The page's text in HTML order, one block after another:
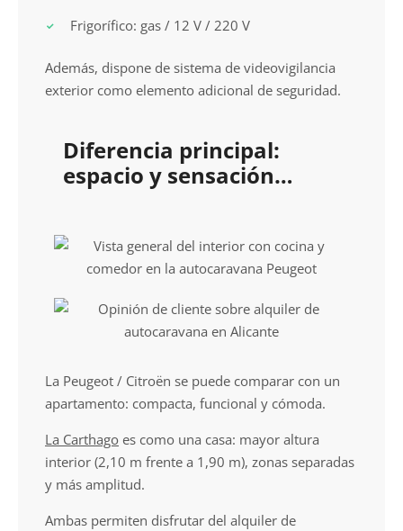
Frigorífico: gas / 12 V / 220 V
Además, dispone de sistema de videovigilancia
exterior como elemento adicional de seguridad.
Diferencia principal:
espacio y sensación
La Peugeot / Citroën se puede comparar con un
apartamento: compacta, funcional y cómoda.
La Carthago es como una casa: mayor altura
interior (2,10 m frente a 1,90 m), zonas separadas
y más amplitud.
Ambas permiten disfrutar del alquiler de